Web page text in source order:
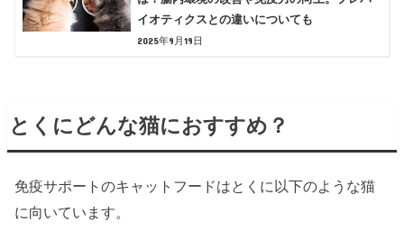
イオティクスとの違いについても
2025年9月19日
とくにどんな猫におすすめ？
免疫サポートのキャットフードはとくに以下のような猫
に向いています。